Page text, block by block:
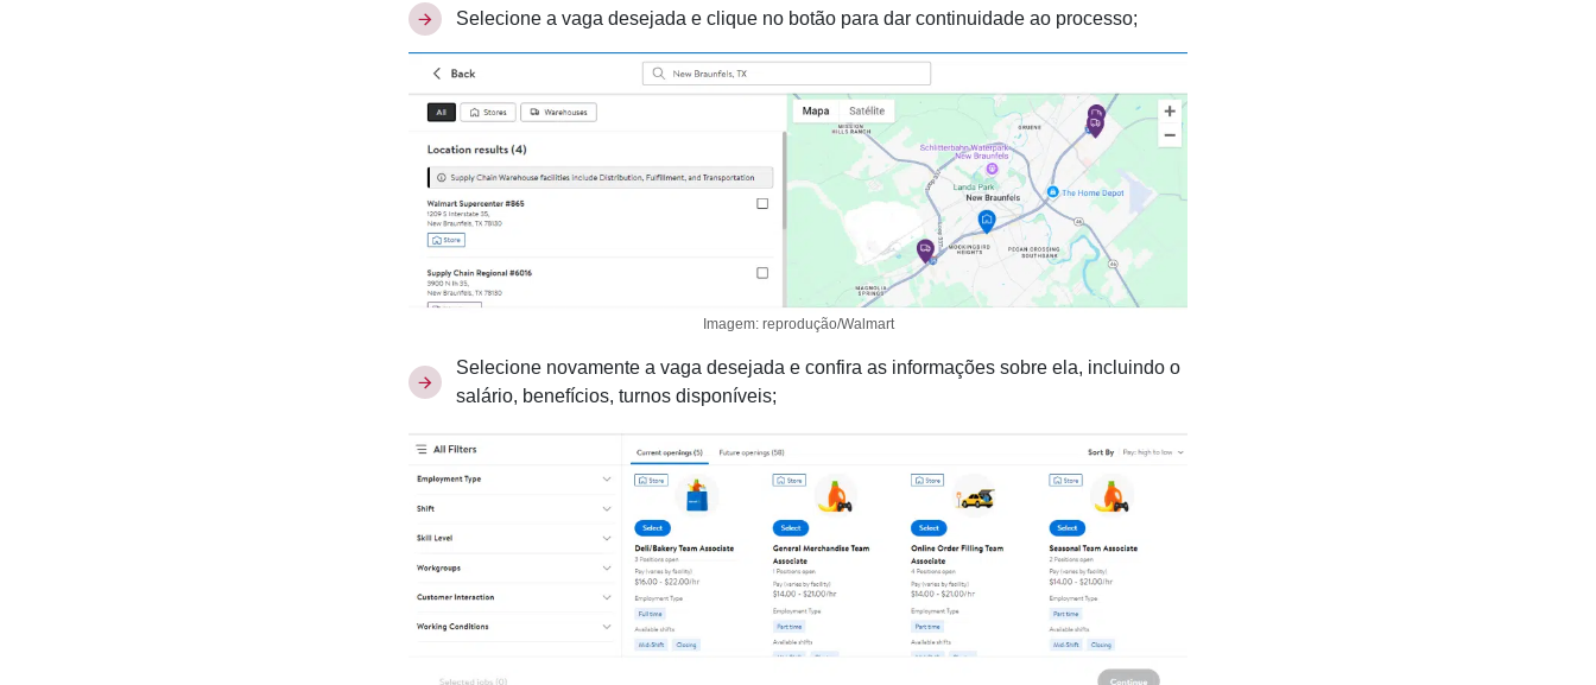
Selecione a vaga desejada e clique no botão para dar continuidade ao processo;
Imagem: reprodução/Walmart
Selecione novamente a vaga desejada e confira as informações sobre ela, incluindo o
salário, benefícios, turnos disponíveis;